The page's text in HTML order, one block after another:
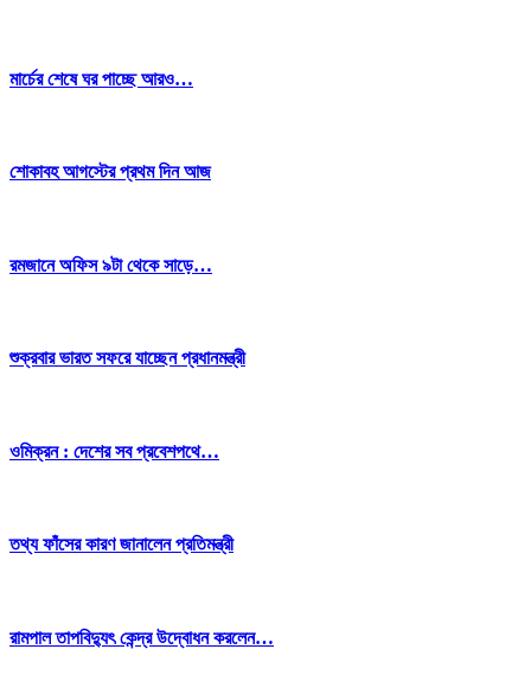
মার্চের শেষে ঘর পাচ্ছে আরও…
শোকাবহ আগস্টের প্রথম দিন আজ
রমজানে অফিস ৯টা থেকে সাড়ে…
শুক্রবার ভারত সফরে যাচ্ছেন প্রধানমন্ত্রী
ওমিক্রন : দেশের সব প্রবেশপথে…
তথ্য ফাঁসের কারণ জানালেন প্রতিমন্ত্রী
রামপাল তাপবিদ্যুৎ কেন্দ্র উদ্বোধন করলেন…